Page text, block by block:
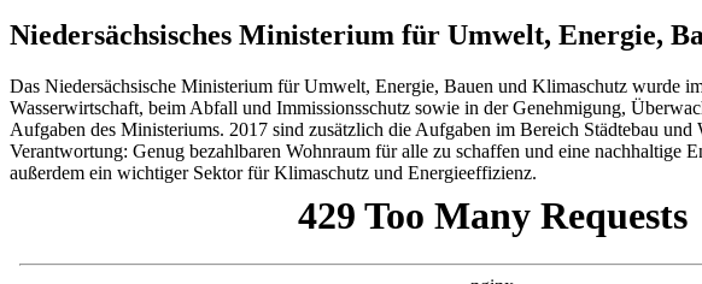
Niedersächsisches Ministerium für Umwelt, Energie,
Das Niedersächsische Ministerium für Umwelt, Energie, Bauen und Klimaschutz wurde
Wasserwirtschaft, beim Abfall und Immissionsschutz sowie in der Genehmigung,
Aufgaben des Ministeriums. 2017 sind zusätzlich die Aufgaben im Bereich Städtebau
Verantwortung: Genug bezahlbaren Wohnraum für alle zu schaffen und eine nachhaltige
außerdem ein wichtiger Sektor für Klimaschutz und Energieeffizienz.